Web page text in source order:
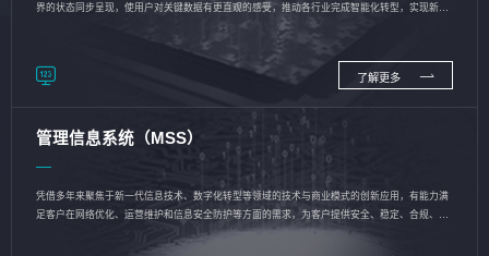
界的状态同步呈现，使用户对关键数据有更直观的感受，推动各行业完成智能化转型，实现新旧
了解更多
管理信息系统（MSS）
凭借多年来聚焦于新一代信息技术、数字化转型等领域的技术与商业模式的创新应用，有能力满
足客户在网络优化、运营维护和信息安全防护等方面的需求，为客户提供安全、稳定、合规、持